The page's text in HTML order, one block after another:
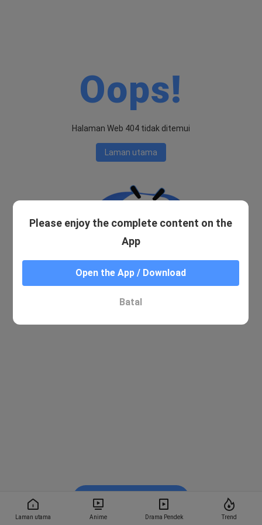
Laman utama Anime Drama Pendek Trend
Oops!
Halaman Web 404 tidak ditemui
Laman utama
Tonton dalam BiliBili
Please enjoy the complete content on the
App
Open the App / Download
Batal